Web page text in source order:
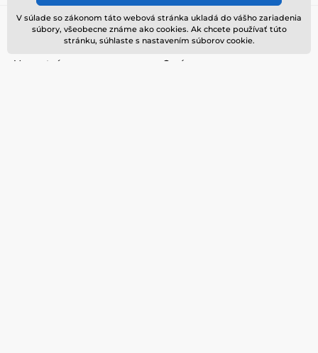
Informácie pre Vás
Často kladené dotazy (FAQ)
Vernostný program
Viac o Homedesignshop
Kontakt
O nás
V súlade so zákonom táto webová stránka ukladá do vášho zariadenia
súbory, všeobecne známe ako cookies. Ak chcete používať túto
stránku, súhlaste s nastavením súborov cookie.